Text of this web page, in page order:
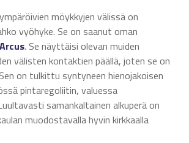
möykkyjen välissä on
vyöhyke. Se on saanut oman
. Se näyttäisi olevan muiden
välisten kontaktien päällä, joten se on
on tulkittu syntyneen hienojakoisen
pintaregoliitin, valuessa
samankaltainen alkuperä on
muodostavalla hyvin kirkkaalla